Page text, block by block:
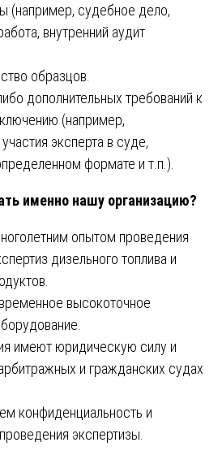
(например, судебное дело,
внутренний аудит
образцов.
дополнительных требований к
(например,
эксперта в суде,
формате и т.п.).
именно нашу организацию?
опытом проведения
дизельного топлива и
высокоточное
имеют юридическую силу и
и гражданских судах
конфиденциальность и
экспертизы.